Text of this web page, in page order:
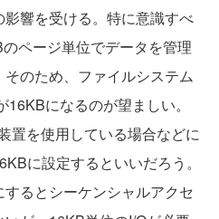
響を受ける。特に意識すべ
ページ単位でデータを管理
のため、ファイルシステム
になるのが望ましい。
置を使用している場合などに
に設定するといいだろう。
るとシーケンシャルアクセ